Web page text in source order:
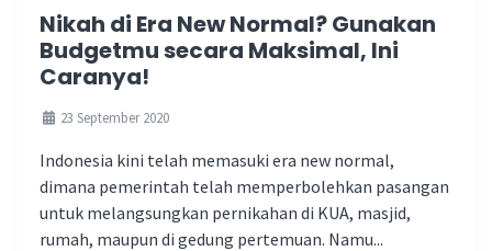
Nikah di Era New Normal? Gunakan
Budgetmu secara Maksimal, Ini
Caranya!
23 September 2020
Indonesia kini telah memasuki era new normal,
dimana pemerintah telah memperbolehkan pasangan
untuk melangsungkan pernikahan di KUA, masjid,
rumah, maupun di gedung pertemuan. Namu...